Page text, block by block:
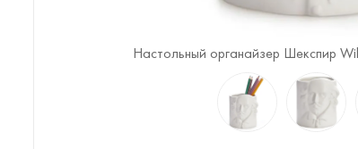
Настольный органайзер Шекспир